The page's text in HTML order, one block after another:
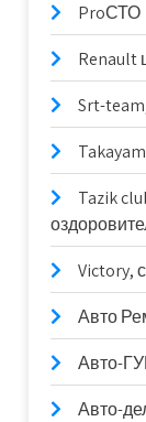
ProСТО
Renault
Srt-
Tazik
Victory,
Авто
Авто-
Авто-